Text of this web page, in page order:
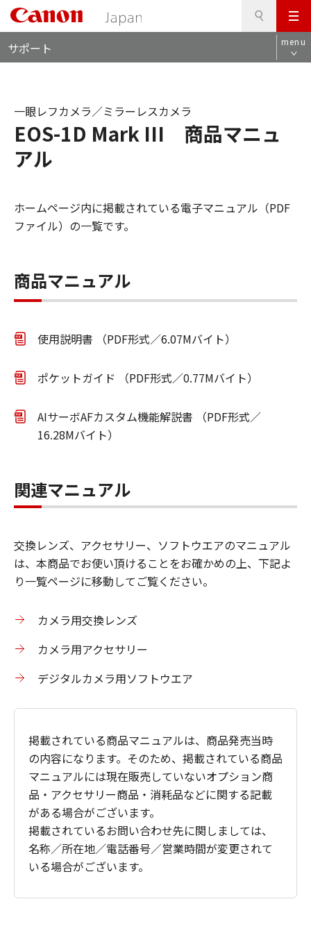
メ
ニ
ュ
サポート menu
EOS-1D Mark III 商品マニュ
アル
一眼レフカメラ／ミラーレスカメラ
ホームページ内に掲載されている電子マニュアル（PDF
ファイル）の一覧です。
商品マニュアル
使用説明書 （PDF形式／6.07Mバイト）
ポケットガイド （PDF形式／0.77Mバイト）
AIサーボAFカスタム機能解説書 （PDF形式／
16.28Mバイト）
関連マニュアル
交換レンズ、アクセサリー、ソフトウエアのマニュアル
は、本商品でお使い頂けることをお確かめの上、下記よ
り一覧ページに移動してご覧ください。
カメラ用交換レンズ
カメラ用アクセサリー
デジタルカメラ用ソフトウエア
掲載されている商品マニュアルは、商品発売当時
の内容になります。そのため、掲載されている商品
マニュアルには現在販売していないオプション商
品・アクセサリー商品・消耗品などに関する記載
がある場合がございます。
掲載されているお問い合わせ先に関しましては、
名称／所在地／電話番号／営業時間が変更されて
いる場合がございます。